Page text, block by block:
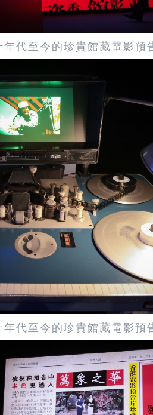
代至今的珍貴館藏電影預
代至今的珍貴館藏電影預